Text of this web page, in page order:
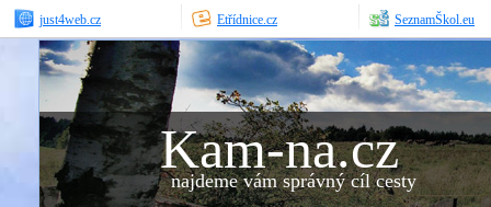
just4web.cz Etřídnice.cz SeznamŠkol.eu
Kam-na.cz
najdeme vám správný cíl cesty